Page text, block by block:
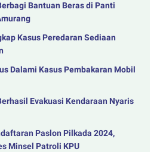
Bantuan Beras di Panti
Kasus Peredaran Sediaan
Dalami Kasus Pembakaran Mobil
Evakuasi Kendaraan Nyaris
Paslon Pilkada 2024,
Minsel Patroli KPU